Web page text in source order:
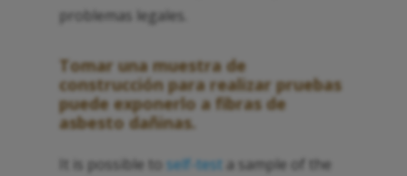
problemas legales.
Tomar una muestra de
construcción para realizar pruebas
puede exponerlo a fibras de
asbesto dañinas.
It is possible to self-test a sample of the